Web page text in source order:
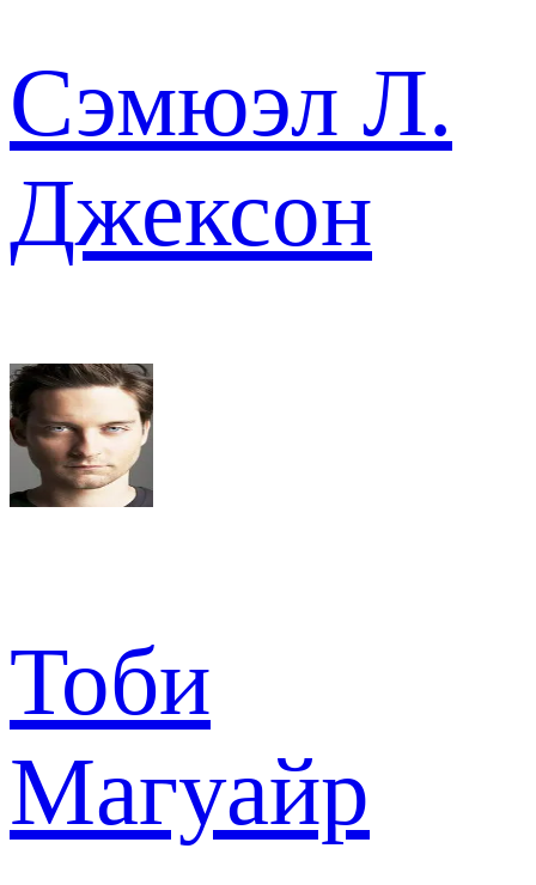
Сэмюэл Л.
Джексон
Тоби
Магуайр